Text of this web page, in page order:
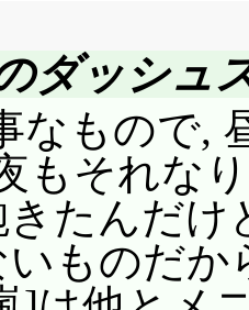
ダッシュ
なもので,
もそれな
きたんだ
ものだか